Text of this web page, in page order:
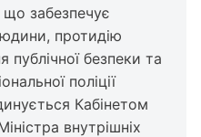
що забезпечує
протидію
публічної безпеки та
поліції
Кабінетом
внутрішніх